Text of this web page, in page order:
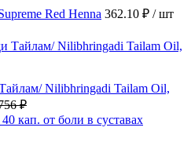
Red Henna 362.10 ₽ / шт
Nilibhringadi Tailam Oil,
₽